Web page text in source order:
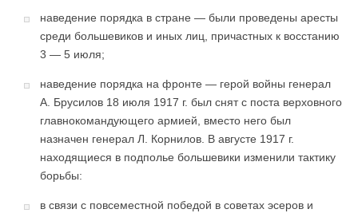
наведение порядка в стране — были проведены аресты
среди большевиков и иных лиц, причастных к восстанию
3 — 5 июля;
наведение порядка на фронте — герой войны генерал
А. Брусилов 18 июля 1917 г. был снят с поста верховного
главнокомандующего армией, вместо него был
назначен генерал Л. Корнилов. В августе 1917 г.
находящиеся в подполье большевики изменили тактику
борьбы:
в связи с повсеместной победой в советах эсеров и